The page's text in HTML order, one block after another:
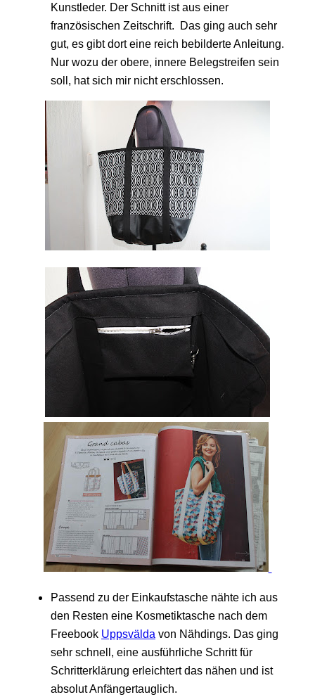
Kunstleder. Der Schnitt istaus einer
französischen Zeitschrift. Das ging auch sehr
gut, es gibt dort eine reich bebilderte Anleitung.
Nur wozu der obere, innere Belegstreifen sein
soll, hat sich mir nicht erschlossen.
Passend zu der Einkaufstasche nähte ich aus
den Resten eine Kosmetiktasche nach dem
Freebook Uppsvälda von Nähdings. Das ging
sehr schnell, eine ausführliche Schritt für
Schritterklärung erleichtert das nähen und ist
absolut Anfängertauglich.